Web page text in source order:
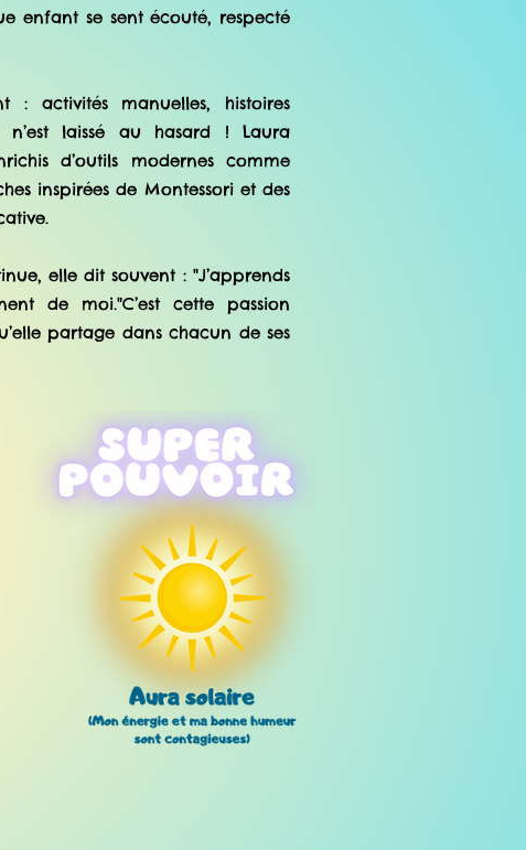
enfant se sent écouté, respecté
: activités manuelles, histoires
laissé au hasard ! Laura
d’outils modernes comme
inspirées de Montessori et des
elle dit souvent : "J’apprends
de moi."C’est cette passion
partage dans chacun de ses